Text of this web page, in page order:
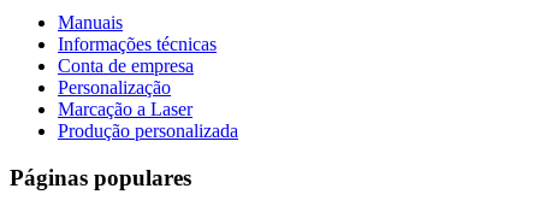
Manuais
Informações técnicas
Conta de empresa
Personalização
Marcação a Laser
Produção personalizada
Páginas populares